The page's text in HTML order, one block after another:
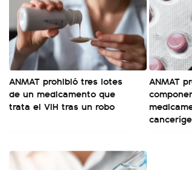
ANMAT prohibió tres lotes
de un medicamento que
trata el VIH tras un robo
ANMAT